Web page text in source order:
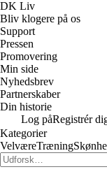
DK Liv
Bliv klogere på os
Support
Pressen
Promovering
Min side
Nyhedsbrev
Partnerskaber
Din historie
Log påRegistrér
Kategorier
VelværeTræning